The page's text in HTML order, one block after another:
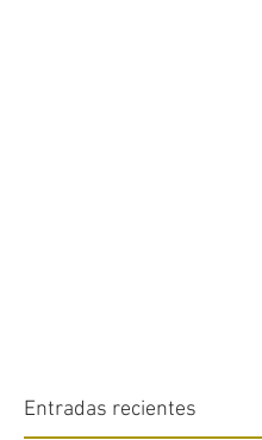
Entradas recientes